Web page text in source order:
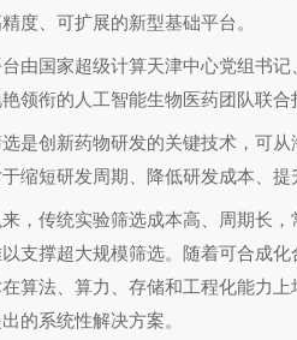
度、可扩展的新型基础平台。
国家超级计算天津中心党组书记
领衔的人工智能生物医药团队联合
创新药物研发的关键技术，可从
缩短研发周期、降低研发成本、提
传统实验筛选成本高、周期长，
支撑超大规模筛选。随着可合成
算法、算力、存储和工程化能力
的系统性解决方案。